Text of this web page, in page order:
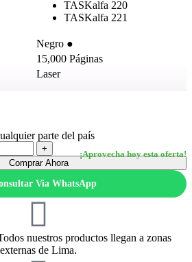
TASKalfa 220
TASKalfa 221
Negro ●
15,000 Páginas
Laser
parte del país
Comprar Ahora
Via WhatsApp
nuestros productos llegan a zonas
externas de Lima.